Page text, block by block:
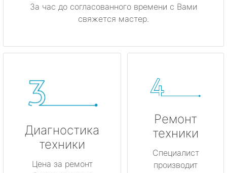
За час до согласованного времени с Вами
свяжется мастер.
Диагностика
техники
Цена за ремонт
Ремонт
техники
Специалист
производит